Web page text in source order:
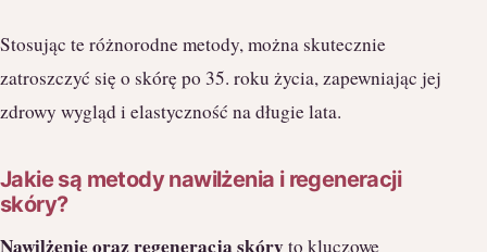
Stosując te różnorodne metody, można skutecznie
zatroszczyć się o skórę po 35. roku życia, zapewniając jej
zdrowy wygląd i elastyczność na długie lata.
Jakie są metody nawilżenia i regeneracji
skóry?
Nawilżenie oraz regeneracja skóryto kluczowe